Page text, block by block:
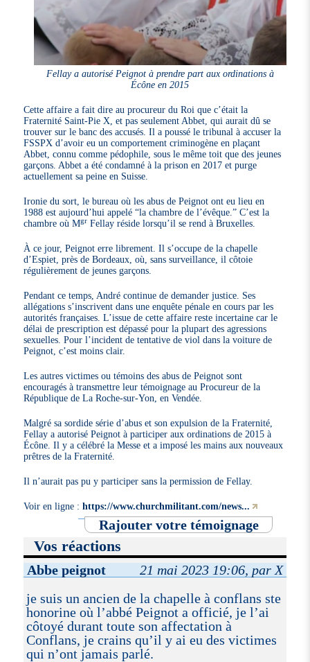
Fellay a autorisé Peignot à prendre part aux ordinations à
Écône en 2015
Cette affaire a fait dire au procureur du Roi que c’était la
Fraternité Saint-Pie X, et pas seulement Abbet, qui aurait dû se
trouver sur le banc des accusés. Il a poussé le tribunal à accuser la
FSSPX d’avoir eu un comportement criminogène en plaçant
Abbet, connu comme pédophile, sous le même toit que des jeunes
garçons. Abbet a été condamné à la prison en 2017 et purge
actuellement sa peine en Suisse.
Ironie du sort, le bureau où les abus de Peignot ont eu lieu en
1988 est aujourd’hui appelé “la chambre de l’évêque.” C’est la
chambre où Mgr Fellay réside lorsqu’il se rend à Bruxelles.
À ce jour, Peignot erre librement. Il s’occupe de la chapelle
d’Espiet, près de Bordeaux, où, sans surveillance, il côtoie
régulièrement de jeunes garçons.
Pendant ce temps, André continue de demander justice. Ses
allégations s’inscrivent dans une enquête pénale en cours par les
autorités françaises. L’issue de cette affaire reste incertaine car le
délai de prescription est dépassé pour la plupart des agressions
sexuelles. Pour l’incident de tentative de viol dans la voiture de
Peignot, c’est moins clair.
Les autres victimes ou témoins des abus de Peignot sont
encouragés à transmettre leur témoignage au Procureur de la
République de La Roche-sur-Yon, en Vendée.
Malgré sa sordide série d’abus et son expulsion de la Fraternité,
Fellay a autorisé Peignot à participer aux ordinations de 2015 à
Écône. Il y a célébré la Messe et a imposé les mains aux nouveaux
prêtres de la Fraternité.
Il n’aurait pas pu y participer sans la permission de Fellay.
Voir en ligne :https://www.churchmilitant.com/news...
Rajouter votre témoignage
Vos réactions
Abbe peignot
21 mai 2023 19:06, par X
je suis un ancien de la chapelle à conflans ste
honorine où l’abbé Peignot a officié, je l’ai
côtoyé durant toute son affectation à
Conflans, je crains qu’il y ai eu des victimes
qui n’ont jamais parlé.